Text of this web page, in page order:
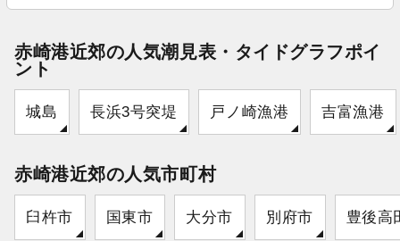
赤崎港近郊の人気潮見表・タイドグラフポイ
ント
城島 長浜3号突堤 戸ノ崎漁港 吉富漁港
赤崎港近郊の人気市町村
臼杵市 国東市 大分市 別府市 豊後高